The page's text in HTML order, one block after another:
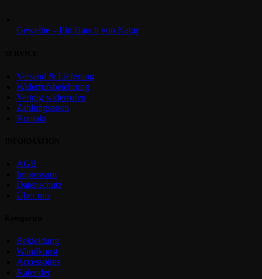
Geweihe – Ein Hauch von Natur
Versand & Lieferung
Widerrufsbelehrung
Vertrag widerrufen
Zahlungsarten
Kontakt
AGB
Impressum
Datenschutz
Über uns
Bekleidung
Wandkunst
Accessoires
Kalender